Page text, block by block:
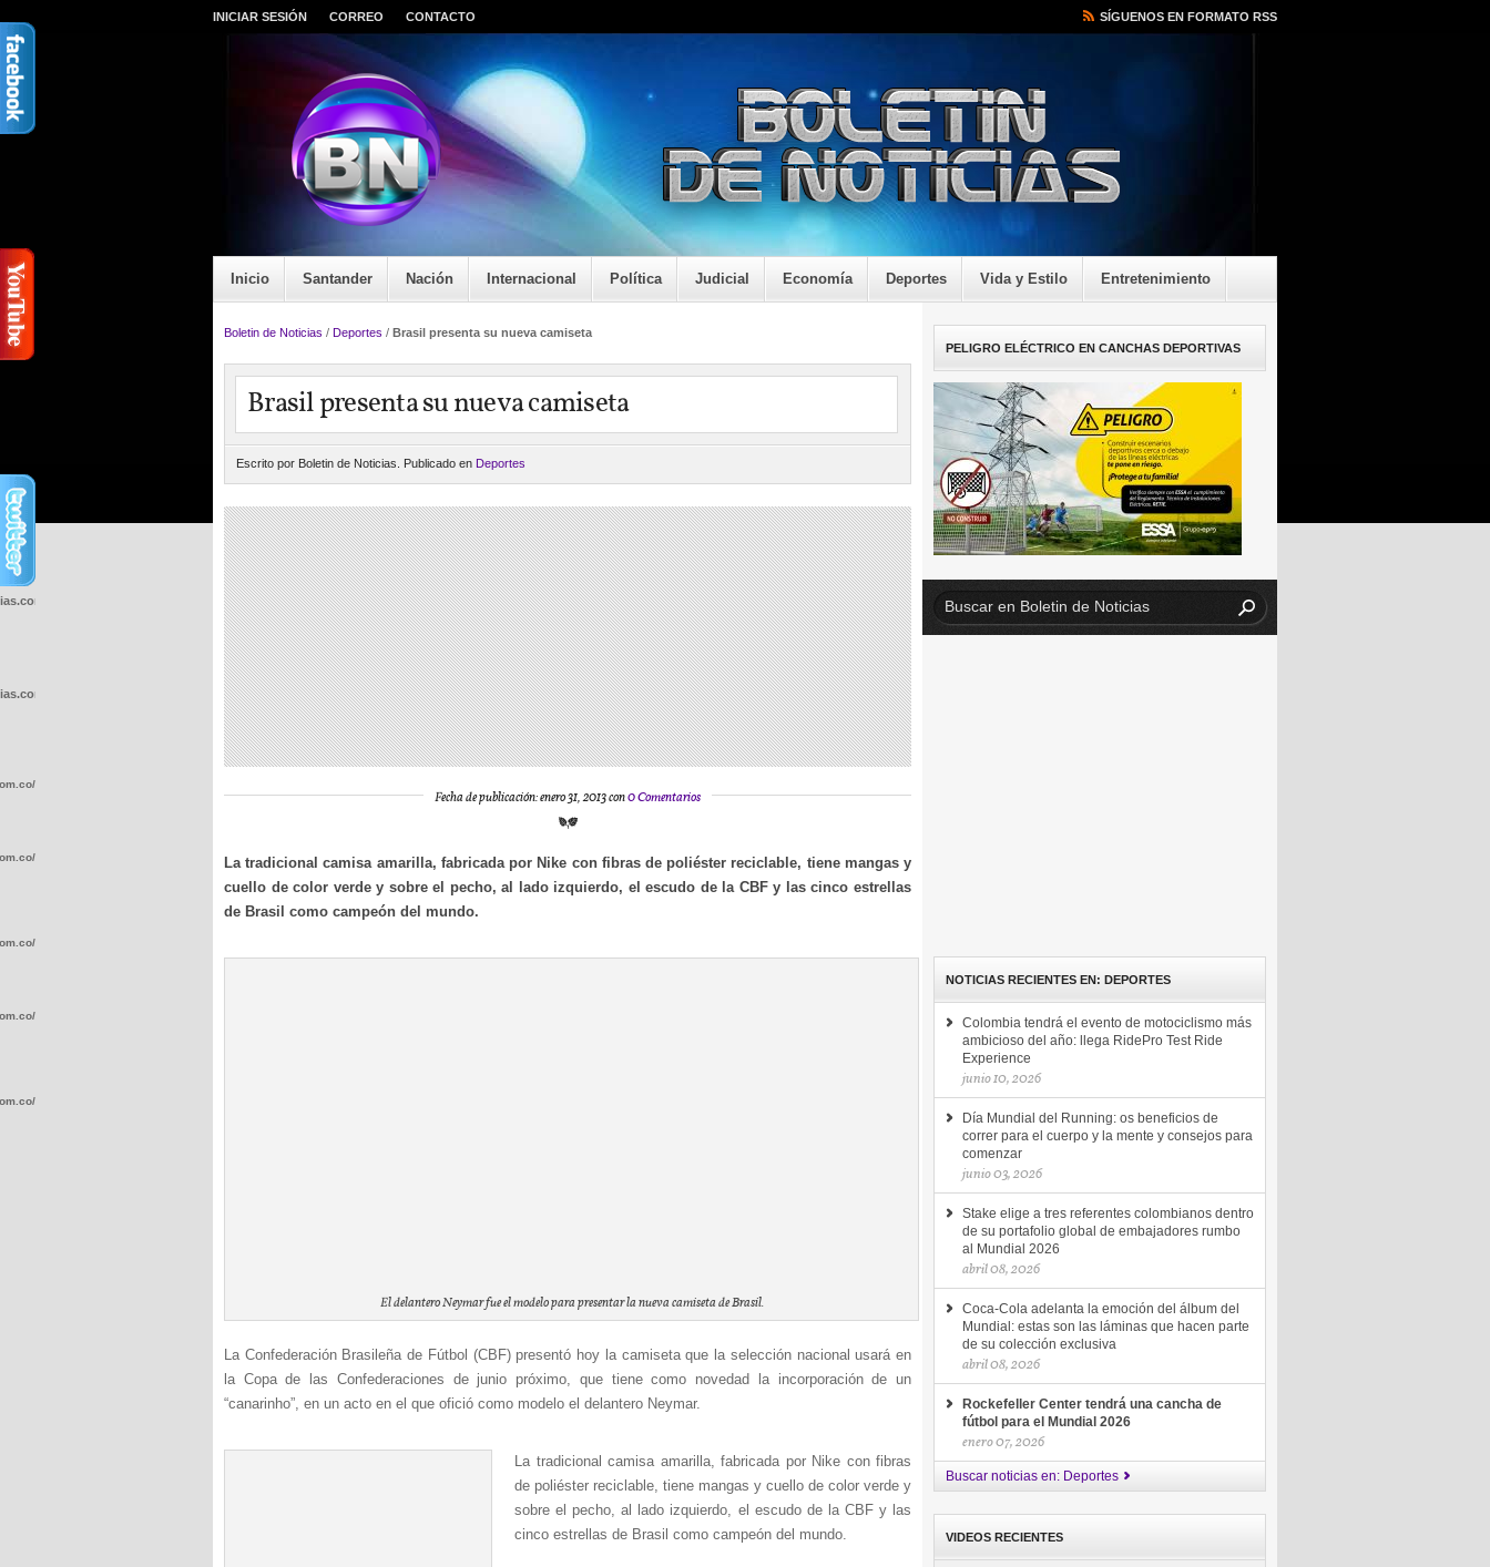
INICIAR SESIÓN CORREO CONTACTO SÍGUENOS EN FORMATO RSS
Inicio Santander Nación Internacional Política Judicial Economía Deportes Vida y Estilo Entretenimiento
Boletin de Noticias / Deportes / Brasil presenta su nueva camiseta
Brasil presenta su nueva camiseta
Escrito por Boletin de Noticias. Publicado en Deportes
Fecha de publicación: enero 31, 2013 con0 Comentarios
La tradicional camisa amarilla, fabricada por Nike con fibras de poliéster reciclable, tiene mangas y
cuello de color verde y sobre el pecho, al lado izquierdo, el escudo de la CBF y las cinco estrellas
de Brasil como campeón del mundo.
El delantero Neymar fue el modelo para presentar la nueva camiseta de Brasil.
La Confederación Brasileña de Fútbol (CBF) presentó hoy la camiseta que la selección nacional usará en
la Copa de las Confederaciones de junio próximo, que tiene como novedad la incorporación de un
“canarinho”, en un acto en el que ofició como modelo el delantero Neymar.
La tradicional camisa amarilla, fabricada por Nike con fibras
de poliéster reciclable, tiene mangas y cuello de color verde y
sobre el pecho, al lado izquierdo, el escudo de la CBF y las
cinco estrellas de Brasil como campeón del mundo.
PELIGRO ELÉCTRICO EN CANCHAS DEPORTIVAS
NOTICIAS RECIENTES EN: DEPORTES
Colombia tendrá el evento de motociclismo más
ambicioso del año: llega RidePro Test Ride
Experience
junio 10, 2026
Día Mundial del Running: os beneficios de
correr para el cuerpo y la mente y consejos para
comenzar
junio 03, 2026
Stake elige a tres referentes colombianos dentro
de su portafolio global de embajadores rumbo
al Mundial 2026
abril 08, 2026
Coca-Cola adelanta la emoción del álbum del
Mundial: estas son las láminas que hacen parte
de su colección exclusiva
abril 08, 2026
Rockefeller Center tendrá una cancha de
fútbol para el Mundial 2026
enero 07, 2026
Buscar noticias en: Deportes
VIDEOS RECIENTES
wp-
wp-
wp-
wp-
wp-
wp-
wp-